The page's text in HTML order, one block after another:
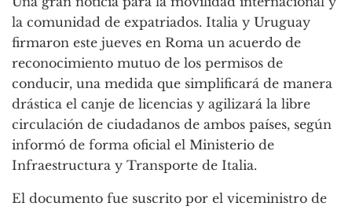
la comunidad de expatriados. Italia y Uruguay
firmaron este jueves en Roma un acuerdo de
reconocimiento mutuo de los permisos de
conducir, una medida que simplificará de manera
drástica el canje de licencias y agilizará la libre
circulación de ciudadanos de ambos países, según
informó de forma oficial el Ministerio de
Infraestructura y Transporte de Italia.
El documento fue suscrito por el viceministro de